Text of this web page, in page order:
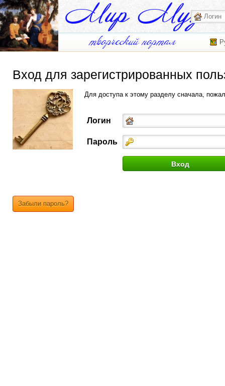
Вход для зарегистрированных
Для доступа к этому разделу сначала,
Логин
Пароль
Забыли пароль?